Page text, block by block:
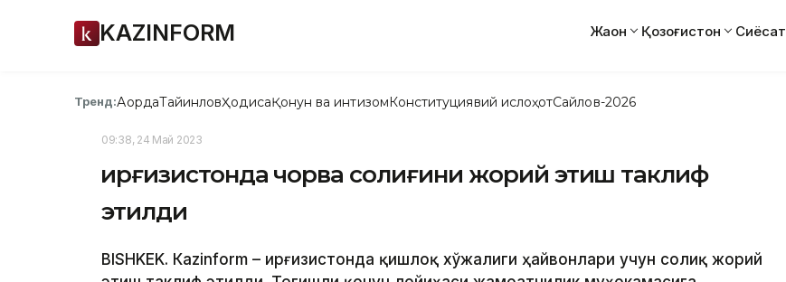
KAZINFORM Жаҳон Қозоғистон Сиёсат
Тренд:АқордаТайинловҲодисаҚонун ва интизомКонституциявий ислоҳотСайлов-2026
09:38, 24 Май 2023
Қирғизистонда чорва солиғини жорий этиш таклиф
этилди
BISHKEK. Кazinform – Қирғизистонда қишлоқ хўжалиги ҳайвонлари учун солиқ жорий